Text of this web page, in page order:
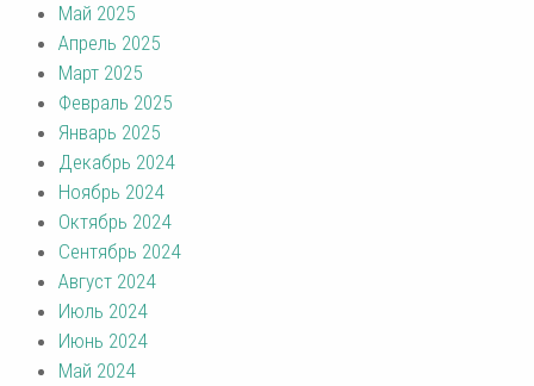
Май 2025
Апрель 2025
Март 2025
Февраль 2025
Январь 2025
Декабрь 2024
Ноябрь 2024
Октябрь 2024
Сентябрь 2024
Август 2024
Июль 2024
Июнь 2024
Май 2024